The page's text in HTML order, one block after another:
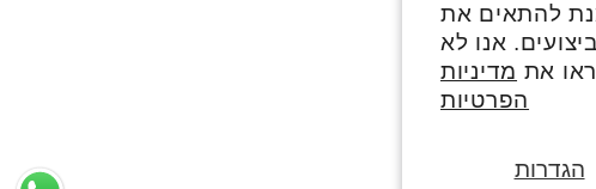
מנת להתאים את
אנו לא
את מדיניות
הפרטיות
הגדרות